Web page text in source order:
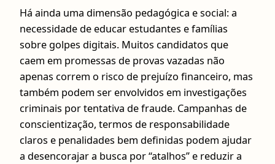
Há ainda uma dimensão pedagógica e social: a
necessidade de educar estudantes e famílias
sobre golpes digitais. Muitos candidatos que
caem em promessas de provas vazadas não
apenas correm o risco de prejuízo financeiro, mas
também podem ser envolvidos em investigações
criminais por tentativa de fraude. Campanhas de
conscientização, termos de responsabilidade
claros e penalidades bem definidas podem ajudar
a desencorajar a busca por “atalhos” e reduzir a